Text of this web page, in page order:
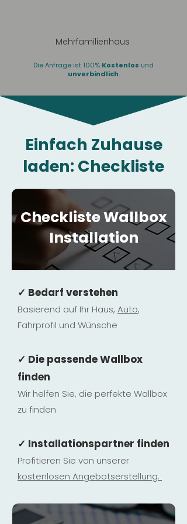
Mehrfamilienhaus
Die Anfrage ist 100% Kostenlos und
unverbindlich.
Einfach Zuhause
laden: Checkliste
Checkliste Wallbox
Installation
✓ Bedarf verstehen
Basierend auf Ihr Haus, Auto,
Fahrprofil und Wünsche
✓ Die passende Wallbox
finden
Wir helfen Sie, die perfekte Wallbox
zu finden
✓ Installationspartner finden
Profitieren Sie von unserer
kostenlosen Angebotserstellung.